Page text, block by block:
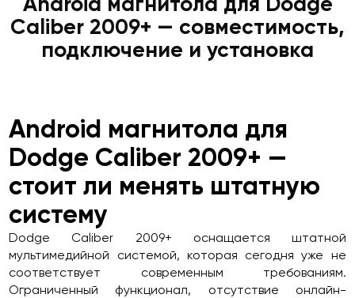
Android магнитола для Dodge
Caliber 2009+ — совместимость,
подключение и установка
Android магнитола для
Dodge Caliber 2009+ —
стоит ли менять штатную
систему
Dodge Caliber 2009+ оснащается штатной
мультимедийной системой, которая сегодня уже не
соответствует современным требованиям.
Ограниченный функционал, отсутствие онлайн-